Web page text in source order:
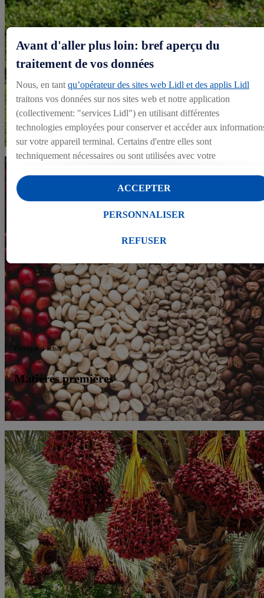
L’égalité homme-femme le long de la chaîne
d’approvisionnement
Politique d'achat
Matières premières
Politique d’achat
Avant d'aller plus loin: bref aperçu du
traitement de vos données
Nous, en tant qu’opérateur des sites web Lidl et des applis Lidl
traitons vos données sur nos sites web et notre application
(collectivement: "services Lidl") en utilisant différentes
technologies employées pour conserver et accéder aux
sur votre appareil terminal. Certains d'entre elles sont
techniquement nécessaires ou sont utilisées avec votre
statistiques ou pour des publicités personnalisées au sein et en
dehors des services Lidl. Si vous participez au programme Lidl
Plus, les données issues de votre comportement d’achat en
Sous « Personnaliser », vous pouvez autoriser des finalités
traitement des données.
En cliquant sur « Refuser », vous pouvez autoriser uniquement
l’utilisation des technologies nécessaires. En cliquant sur «
Accepter », vous autorisez tous les traitements pour toutes les
finalités susmentionnées. Vous trouverez de plus amples
informations sur la durée de conservation des données et votre
de révoquer votre consentement à tout moment avec effet pour
l’avenir dans notre déclaration relative à la protection des données.
Vous trouverez les impressions ici.
REFUSER
PERSONNALISER
ACCEPTER